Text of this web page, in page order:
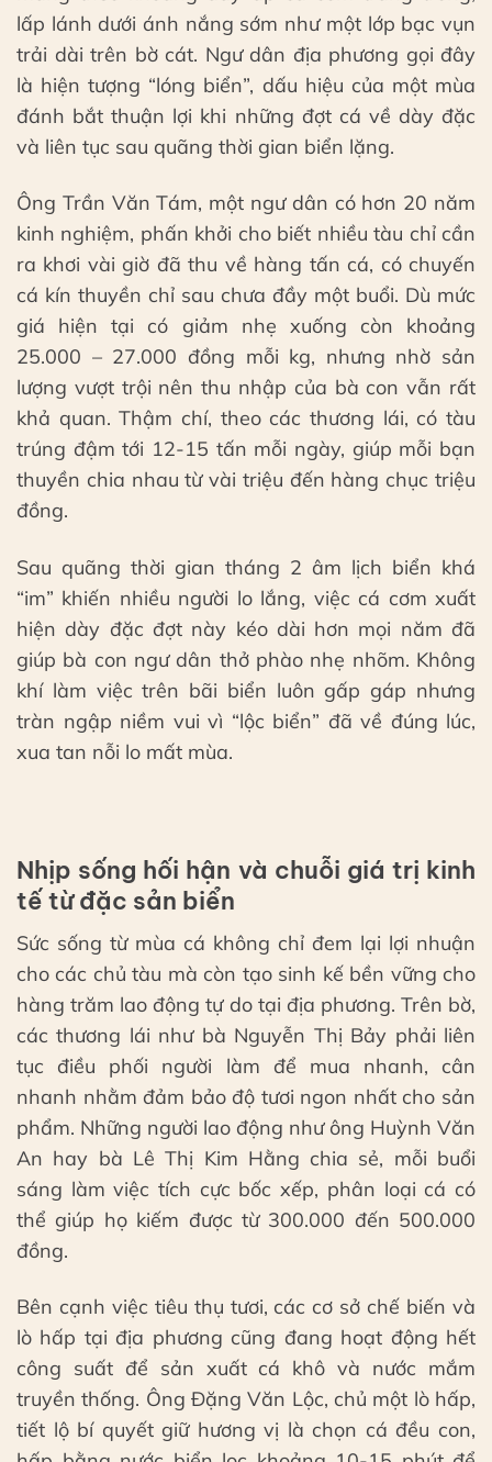
lấp lánh dưới ánh nắng sớm như một lớp bạc vụn
trải dài trên bờ cát. Ngư dân địa phương gọi đây
là hiện tượng “lóng biển”, dấu hiệu của một mùa
đánh bắt thuận lợi khi những đợt cá về dày đặc
và liên tục sau quãng thời gian biển lặng.
Ông Trần Văn Tám, một ngư dân có hơn 20 năm
kinh nghiệm, phấn khởi cho biết nhiều tàu chỉ cần
ra khơi vài giờ đã thu về hàng tấn cá, có chuyến
cá kín thuyền chỉ sau chưa đầy một buổi. Dù mức
giá hiện tại có giảm nhẹ xuống còn khoảng
25.000 – 27.000 đồng mỗi kg, nhưng nhờ sản
lượng vượt trội nên thu nhập của bà con vẫn rất
khả quan. Thậm chí, theo các thương lái, có tàu
trúng đậm tới 12-15 tấn mỗi ngày, giúp mỗi bạn
thuyền chia nhau từ vài triệu đến hàng chục triệu
đồng.
Sau quãng thời gian tháng 2 âm lịch biển khá
“im” khiến nhiều người lo lắng, việc cá cơm xuất
hiện dày đặc đợt này kéo dài hơn mọi năm đã
giúp bà con ngư dân thở phào nhẹ nhõm. Không
khí làm việc trên bãi biển luôn gấp gáp nhưng
tràn ngập niềm vui vì “lộc biển” đã về đúng lúc,
xua tan nỗi lo mất mùa.
Nhịp sống hối hận và chuỗi giá trị kinh
tế từ đặc sản biển
Sức sống từ mùa cá không chỉ đem lại lợi nhuận
cho các chủ tàu mà còn tạo sinh kế bền vững cho
hàng trăm lao động tự do tại địa phương. Trên bờ,
các thương lái như bà Nguyễn Thị Bảy phải liên
tục điều phối người làm để mua nhanh, cân
nhanh nhằm đảm bảo độ tươi ngon nhất cho sản
phẩm. Những người lao động như ông Huỳnh Văn
An hay bà Lê Thị Kim Hằng chia sẻ, mỗi buổi
sáng làm việc tích cực bốc xếp, phân loại cá có
thể giúp họ kiếm được từ 300.000 đến 500.000
đồng.
Bên cạnh việc tiêu thụ tươi, các cơ sở chế biến và
lò hấp tại địa phương cũng đang hoạt động hết
công suất để sản xuất cá khô và nước mắm
truyền thống. Ông Đặng Văn Lộc, chủ một lò hấp,
tiết lộ bí quyết giữ hương vị là chọn cá đều con,